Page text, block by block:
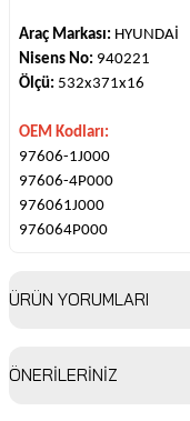
Araç Markası: HYUNDAİ
Nisens No: 940221
Ölçü: 532x371x16
OEM Kodları:
97606-1J000
97606-4P000
976061J000
976064P000
ÜRÜN YORUMLARI
ÖNERİLERİNİZ